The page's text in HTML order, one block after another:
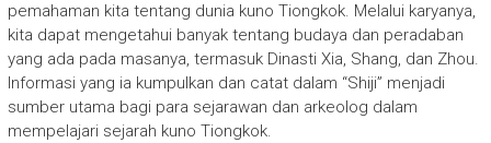
pemahaman kita tentang dunia kuno Tiongkok. Melalui karyanya,
kita dapat mengetahui banyak tentang budaya dan peradaban
yang ada pada masanya, termasuk Dinasti Xia, Shang, dan Zhou.
Informasi yang ia kumpulkan dan catat dalam “Shiji” menjadi
sumber utama bagi para sejarawan dan arkeolog dalam
mempelajari sejarah kuno Tiongkok.